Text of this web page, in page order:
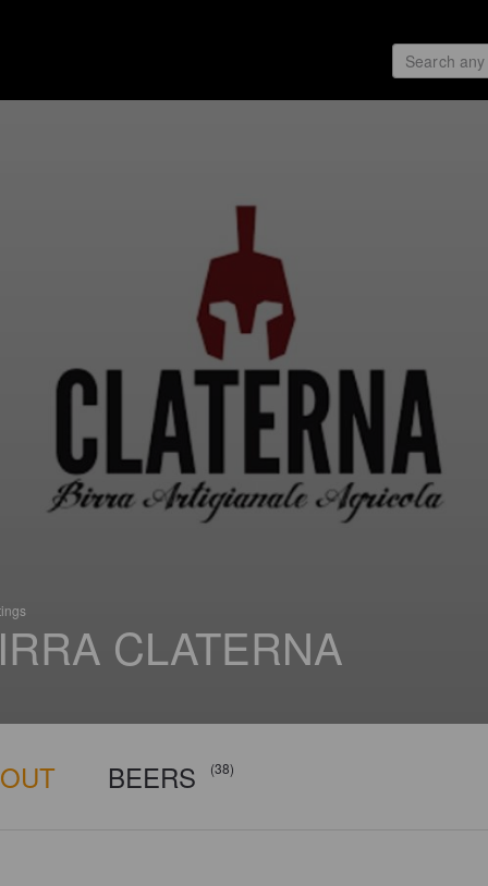
CLATERNA
BEERS (38)